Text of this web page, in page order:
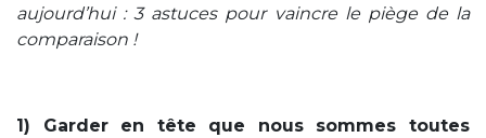
aujourd’hui : 3 astuces pour vaincre le piège de la
comparaison !
1) Garder en tête que nous sommes toutes